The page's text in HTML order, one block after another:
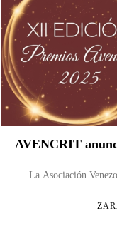
AVENCRIT
La Asociación